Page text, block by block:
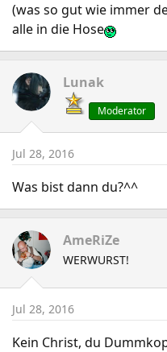
(was so gut wie immer
alle in die Hose
Lunak
Moderator
Jul 28, 2016
Was bist dann du?^^
AmeRiZe
WERWURST!
Jul 28, 2016
Kein Christ, du